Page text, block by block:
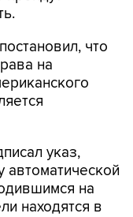
что
указ,
на
находятся в